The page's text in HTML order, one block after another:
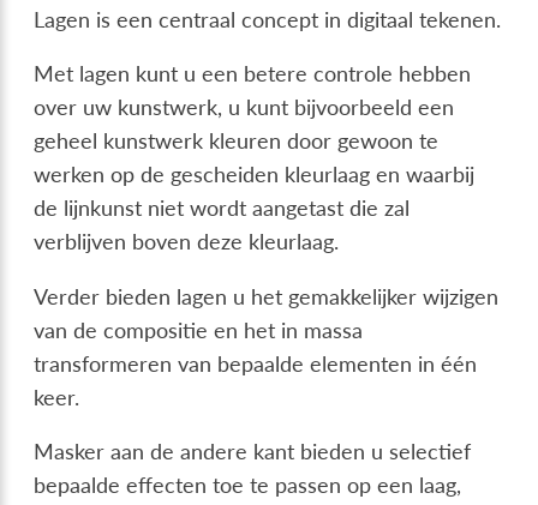
Lagen is een centraal concept in digitaal tekenen.
Met lagen kunt u een betere controle hebben
over uw kunstwerk, u kunt bijvoorbeeld een
geheel kunstwerk kleuren door gewoon te
werken op de gescheiden kleurlaag en waarbij
de lijnkunst niet wordt aangetast die zal
verblijven boven deze kleurlaag.
Verder bieden lagen u het gemakkelijker wijzigen
van de compositie en het in massa
transformeren van bepaalde elementen in één
keer.
Masker aan de andere kant bieden u selectief
bepaalde effecten toe te passen op een laag,